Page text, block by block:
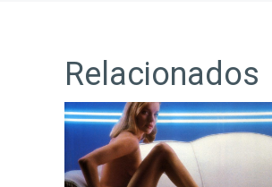
Relacionados